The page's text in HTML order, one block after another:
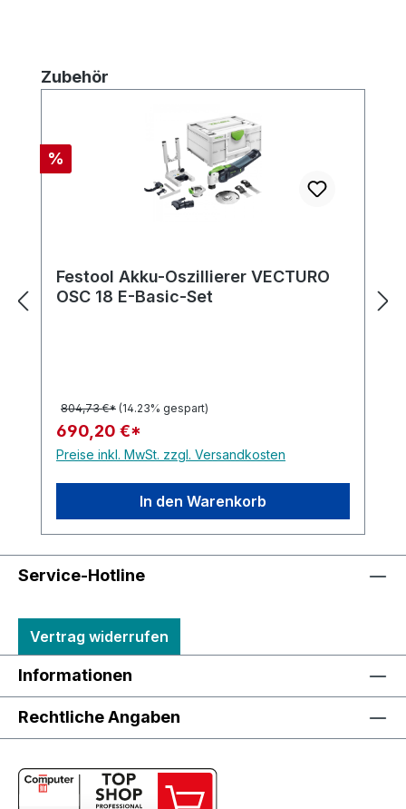
Produktgalerie überspringen
Zubehör
Rabatt
%
Festool Akku-Oszillierer VECTURO
OSC 18 E-Basic-Set
804,73 €* (14.23% gespart)
690,20 €*
Preise inkl. MwSt. zzgl. Versandkosten
In den Warenkorb
Service-Hotline
Vertrag widerrufen
Informationen
Rechtliche Angaben